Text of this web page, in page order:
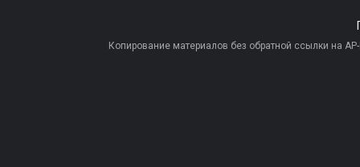
Копирование материалов без обратной ссылки на